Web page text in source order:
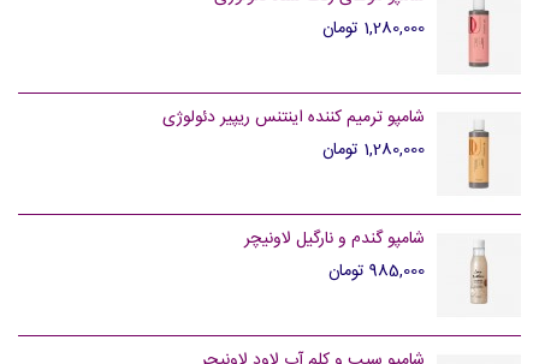
1,280,000 تومان
شامپو ترمیم کننده اینتنس ریپیر دئولوژی
1,280,000 تومان
شامپو گندم و نارگیل لاونیچر
985,000 تومان